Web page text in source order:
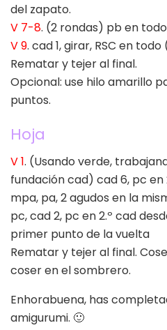
del zapato.
V 7-8. (2 rondas) pb en
V 9. cad 1, girar, RSC en todo
Rematar y tejer al final.
Opcional: use hilo amarillo
puntos.
Hoja
V 1. (Usando verde,
fundación cad) cad 6, pc
mpa, pa, 2 agudos en la
pc, cad 2, pc en 2.º cad
primer punto de la vuelta
Rematar y tejer al final.
coser en el sombrero.
Enhorabuena, has
amigurumi. 🙂